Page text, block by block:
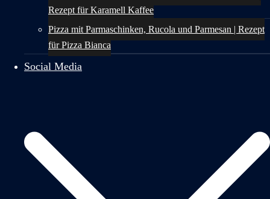
Rezept für Karamell Kaffee
Pizza mit Parmaschinken, Rucola und Parmesan | Rezept
für Pizza Bianca
Social Media